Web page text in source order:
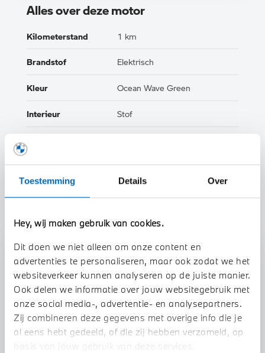
Toestemming Details Over
Hey, wij maken gebruik van cookies.
Dit doen we niet alleen om onze content en
advertenties te personaliseren, maar ook zodat we het
websiteverkeer kunnen analyseren op de juiste manier.
Ook delen we informatie over jouw websitegebruik met
onze social media-, advertentie- en analysepartners.
Zij combineren deze gegevens met overige info die je
al eens hebt gedeeld, of die zij hebben verzameld, op
basis van jouw gebruik van deze services.
Stap 1 van 3
Uw auto inruilen?
Alles over deze motor
Kilometerstand 1 km
Brandstof Elektrisch
Kleur Ocean Wave Green
Interieur Stof
TOON ALLE EIGENSCHAPPEN